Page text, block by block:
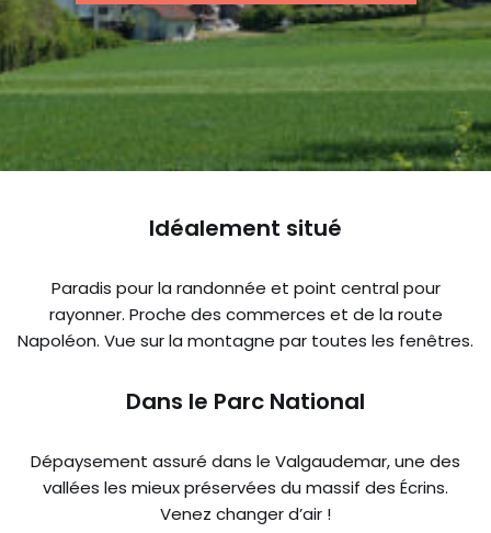
Idéalement situé
Paradis pour la randonnée et point central pour
rayonner. Proche des commerces et de la route
Napoléon. Vue sur la montagne par toutes les fenêtres.
Dans le Parc National
Dépaysement assuré dans le Valgaudemar, une des
vallées les mieux préservées du massif des Écrins.
Venez changer d’air !